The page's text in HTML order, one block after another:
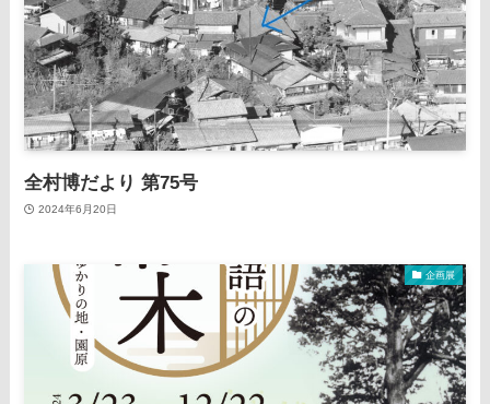
全村博だより 第75号
2024年6月20日
企画展